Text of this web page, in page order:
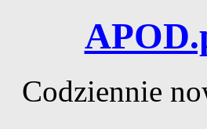
Codziennie